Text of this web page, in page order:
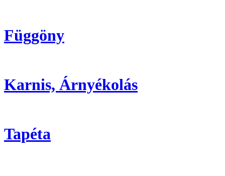
Függöny
Karnis, Árnyékolás
Tapéta